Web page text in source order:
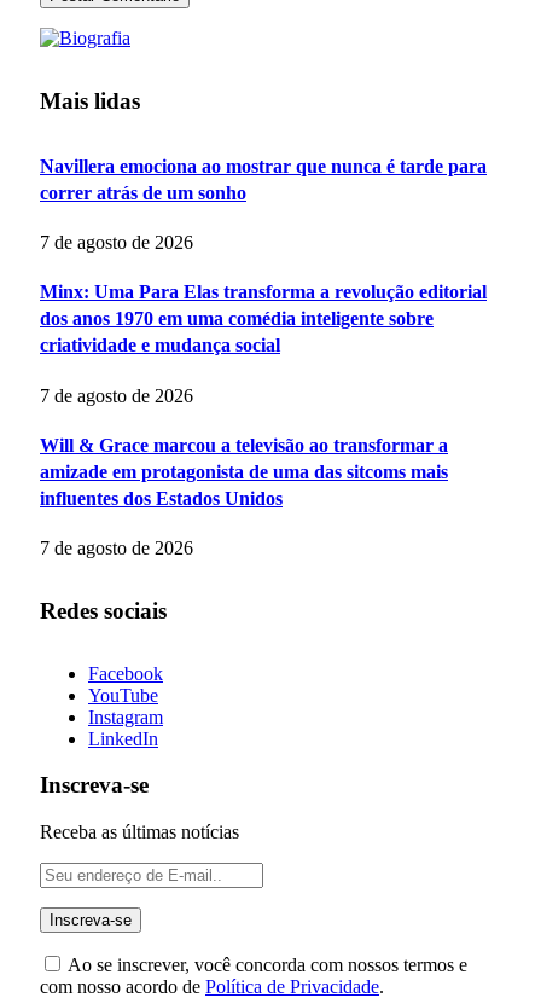
Mais lidas
Navillera emociona ao mostrar que nunca é tarde para
correr atrás de um sonho
7 de agosto de 2026
Minx: Uma Para Elas transforma a revolução editorial
dos anos 1970 em uma comédia inteligente sobre
criatividade e mudança social
7 de agosto de 2026
Will & Grace marcou a televisão ao transformar a
amizade em protagonista de uma das sitcoms mais
influentes dos Estados Unidos
7 de agosto de 2026
Redes sociais
Facebook
YouTube
Instagram
LinkedIn
Inscreva-se
Receba as últimas notícias
Ao se inscrever, você concorda com nossos termos e
com nosso acordo de Política de Privacidade.